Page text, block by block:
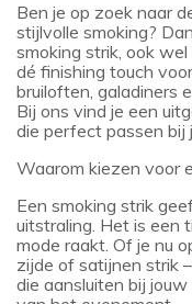
Ben je op zoek naar
stijlvolle smoking?
smoking strik, ook
dé finishing touch
bruiloften, galadiners
Bij ons vind je een
die perfect passen bij
Waarom kiezen voor
Een smoking strik
uitstraling. Het is een
mode raakt. Of je nu
zijde of satijnen strik
die aansluiten bij